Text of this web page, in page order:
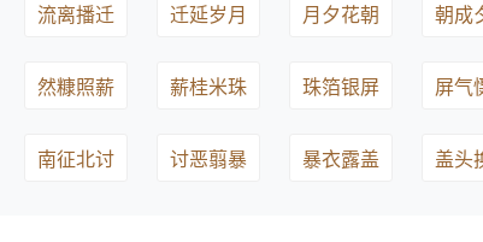
流离播迁 迁延岁月 月夕花朝 朝成
然糠照薪 薪桂米珠 珠箔银屏 屏气
南征北讨 讨恶翦暴 暴衣露盖 盖头